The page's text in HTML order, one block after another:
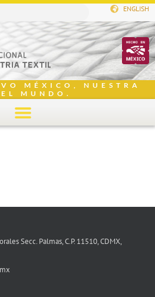
ENGLISH
MÉXICO, NUESTRA
MUNDO.
Secc. Palmas, C.P. 11510, CDMX,